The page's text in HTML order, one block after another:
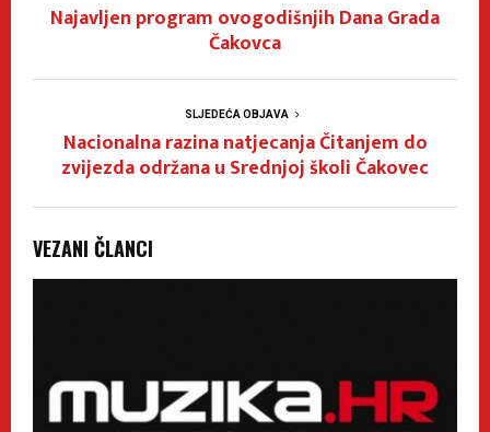
Najavljen program ovogodišnjih Dana Grada
Čakovca
SLJEDEĆA OBJAVA
Nacionalna razina natjecanja Čitanjem do
zvijezda održana u Srednjoj školi Čakovec
VEZANI ČLANCI